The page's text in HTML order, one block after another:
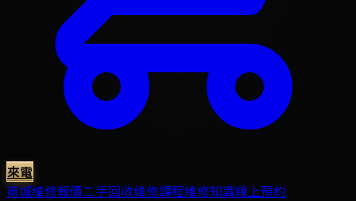
來電
商城維修報價二手回收維修課程維修知識線上預約